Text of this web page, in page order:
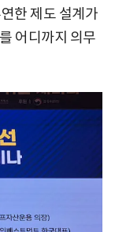
한 제도 설계가
어디까지 의무